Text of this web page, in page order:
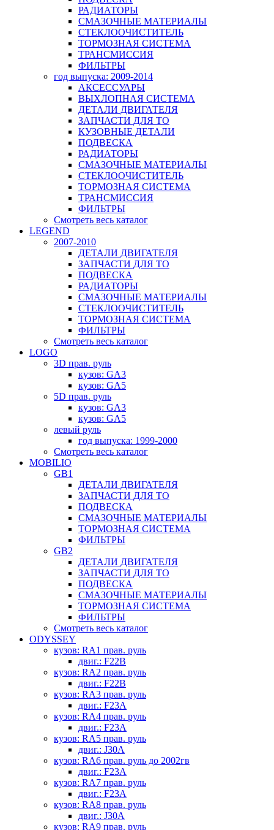
РАДИАТОРЫ
СМАЗОЧНЫЕ МАТЕРИАЛЫ
СТЕКЛООЧИСТИТЕЛЬ
ТОРМОЗНАЯ СИСТЕМА
ТРАНСМИССИЯ
ФИЛЬТРЫ
год выпуска: 2009-2014
АКСЕССУАРЫ
ВЫХЛОПНАЯ СИСТЕМА
ДЕТАЛИ ДВИГАТЕЛЯ
ЗАПЧАСТИ ДЛЯ ТО
КУЗОВНЫЕ ДЕТАЛИ
ПОДВЕСКА
РАДИАТОРЫ
СМАЗОЧНЫЕ МАТЕРИАЛЫ
СТЕКЛООЧИСТИТЕЛЬ
ТОРМОЗНАЯ СИСТЕМА
ТРАНСМИССИЯ
ФИЛЬТРЫ
Смотреть весь каталог
LEGEND
2007-2010
ДЕТАЛИ ДВИГАТЕЛЯ
ЗАПЧАСТИ ДЛЯ ТО
ПОДВЕСКА
РАДИАТОРЫ
СМАЗОЧНЫЕ МАТЕРИАЛЫ
СТЕКЛООЧИСТИТЕЛЬ
ТОРМОЗНАЯ СИСТЕМА
ФИЛЬТРЫ
Смотреть весь каталог
LOGO
3D прав. руль
кузов: GA3
кузов: GA5
5D прав. руль
кузов: GA3
кузов: GA5
левый руль
год выпуска: 1999-2000
Смотреть весь каталог
MOBILIO
GB1
ДЕТАЛИ ДВИГАТЕЛЯ
ЗАПЧАСТИ ДЛЯ ТО
ПОДВЕСКА
СМАЗОЧНЫЕ МАТЕРИАЛЫ
ТОРМОЗНАЯ СИСТЕМА
ФИЛЬТРЫ
GB2
ДЕТАЛИ ДВИГАТЕЛЯ
ЗАПЧАСТИ ДЛЯ ТО
ПОДВЕСКА
СМАЗОЧНЫЕ МАТЕРИАЛЫ
ТОРМОЗНАЯ СИСТЕМА
ФИЛЬТРЫ
Смотреть весь каталог
ODYSSEY
кузов: RA1 прав. руль
двиг.: F22B
кузов: RA2 прав. руль
двиг.: F22B
кузов: RA3 прав. руль
двиг.: F23A
кузов: RA4 прав. руль
двиг.: F23A
кузов: RA5 прав. руль
двиг.: J30A
кузов: RA6 прав. руль до 2002гв
двиг.: F23A
кузов: RA7 прав. руль
двиг.: F23A
кузов: RA8 прав. руль
двиг.: J30A
кузов: RA9 прав. руль